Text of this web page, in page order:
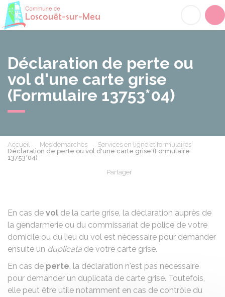
Déclaration de perte ou
vol d'une carte grise
(Formulaire 13753*04)
Accueil Mes démarches
Services en ligne et formulaires
Déclaration de perte ou vol d'une carte grise (Formulaire
13753*04)
Partager
En cas de vol de la carte grise, la déclaration auprès de
la gendarmerie ou du commissariat de police de votre
domicile ou du lieu du vol est nécessaire pour demander
ensuite un duplicata de votre carte grise.
En cas de perte, la déclaration n'est pas nécessaire
pour demander un duplicata de carte grise. Toutefois,
elle peut être utile notamment en cas de contrôle du